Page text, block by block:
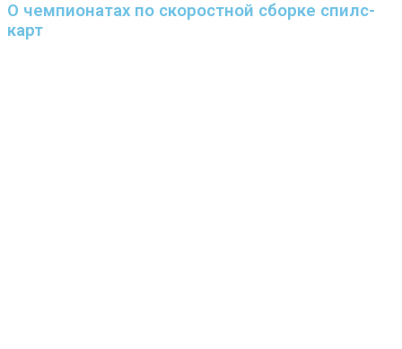
О чемпионатах по скоростной сборке спилс-
карт